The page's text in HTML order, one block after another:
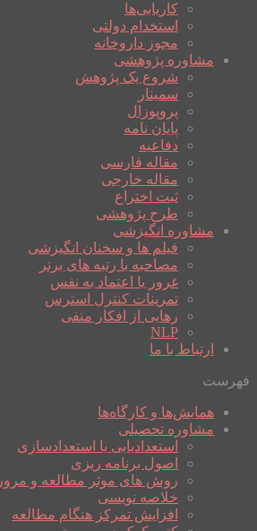
کاریابی‌ها
استخدام دولتی
مجوز داروخانه
مشاوره پژوهشی
شروع یک پژوهش
سمینار
پروپوزال
پایان نامه
دفاعیه
مقاله فارسی
مقاله خارجی
ثبت اختراع
طرح پژوهشی
مشاوره انگیزشی
فیلم ها و سخنان انگیزشی
مصاحبه با رتبه های برتر
غرور یا اعتماد به نفس
تمرینات کنترل استرس
رهایی از افکار منفی
NLP
ارتباط با ما
فهرست
همایش‌ها و کارگاه‌ها
مشاوره تحصیلی
استعدادیابی یا استعدادسازی
اصول برنامه ریزی
روش های موثر مطالعه و مرور
خلاصه نویسی
افزایش تمرکز هنگام مطالعه